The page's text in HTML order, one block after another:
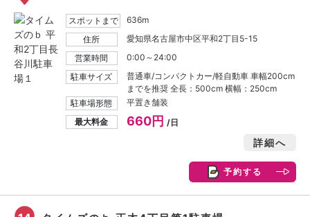
スポットまで
636m
住所
愛知県名古屋市中区平和2丁目5-15
営業時間
0:00～24:00
駐車サイズ
普通車/コンパクトカー/軽自動車 車幅200cm
までを推奨 全長：500cm 横幅：250cm
駐車場形態
平置き舗装
最大料金
660円 /日
詳細へ
予約する